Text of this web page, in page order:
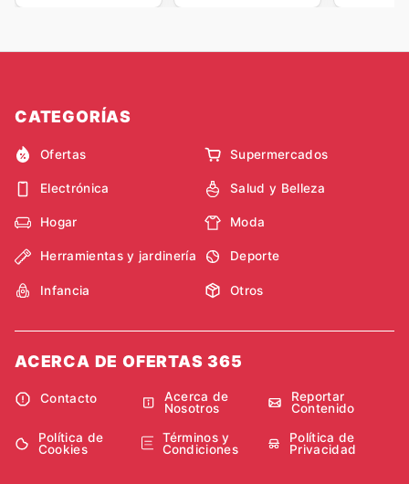
CATEGORÍAS
Ofertas Supermercados
Electrónica Salud y Belleza
Hogar Moda
Herramientas y jardinería Deporte
Infancia Otros
ACERCA DE OFERTAS 365
Contacto
Acerca de
Nosotros
Reportar
Contenido
Política de
Cookies
Términos y
Condiciones
Política de
Privacidad